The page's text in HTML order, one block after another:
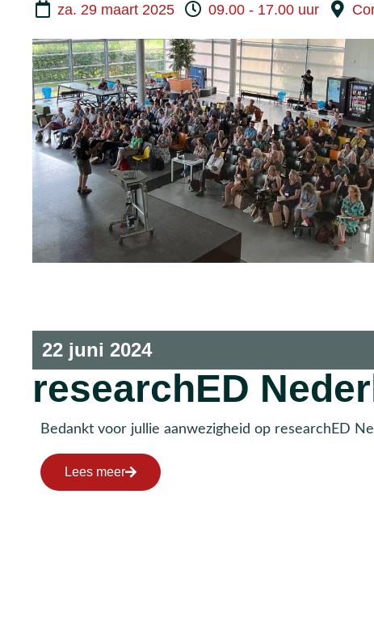
za. 29 maart 2025 09.00 - 17.00 uur
22 juni 2024
researchED
Bedankt voor jullie aanwezigheid op researchED
Lees meer